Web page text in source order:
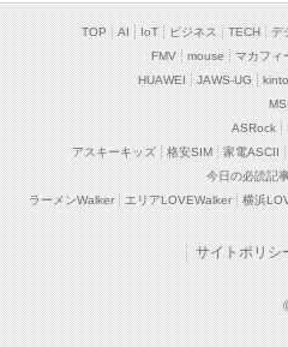
TOP AI IoT ビジネス TECH デ
FMV
mouse マカフィ
HUAWEI
JAWS-UG
MSI
ASRock
アスキーキッズ
格安SIM 家電ASCII
今日の必読記
ラーメンWalker
エリアLOVEWalker 横浜
サイトポリシ